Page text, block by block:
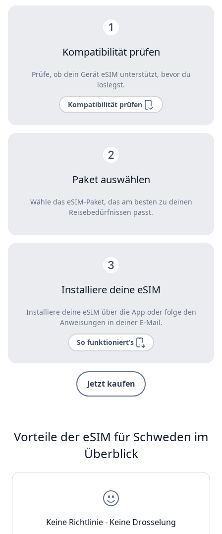
Kompatibilität prüfen
Prüfe, ob dein Gerät eSIM unterstützt, bevor du
loslegst.
Kompatibilität prüfen
Paket auswählen
Wähle das eSIM-Paket, das am besten zu deinen
Reisebedürfnissen passt.
Installiere deine eSIM
Installiere deine eSIM über die App oder folge den
Anweisungen in deiner E-Mail.
So funktioniert’s
Jetzt kaufen
Vorteile der eSIM für Schweden im
Überblick
Keine Richtlinie - Keine Drosselung